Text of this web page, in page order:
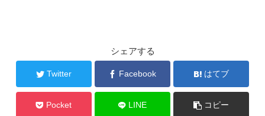
シェアする
Twitter Facebook はてブ
Pocket LINE コピー